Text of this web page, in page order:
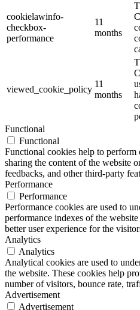
cookielawinfo-
checkbox-
performance
11
months
viewed_cookie_policy
11
months
Functional
Functional
Functional cookies help to
sharing the content of the website
feedbacks, and other third-party
Performance
Performance
Performance cookies are used to
performance indexes of the
better user experience for the
Analytics
Analytics
Analytical cookies are used to
the website. These cookies help
number of visitors, bounce rate,
Advertisement
Advertisement